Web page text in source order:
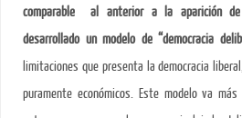
comparable al anterior a la aparición de
desarrollado un modelo de “democracia
limitaciones que presenta la democracia
puramente económicos. Este modelo va